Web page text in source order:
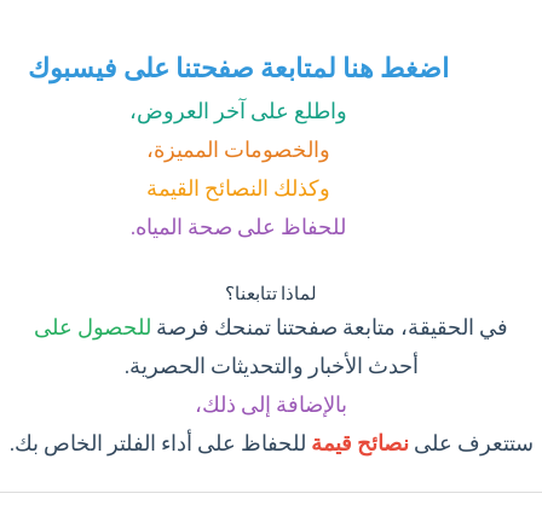
اضغط هنا لمتابعة صفحتنا على فيسبوك
واطلع على آخر العروض،
والخصومات المميزة،
وكذلك النصائح القيمة
للحفاظ على صحة المياه.
لماذا تتابعنا؟
في الحقيقة، متابعة صفحتنا تمنحك فرصةللحصول على
أحدث الأخبار والتحديثات الحصرية.
بالإضافة إلى ذلك،
ستتعرف علىنصائح قيمةللحفاظ على أداء الفلتر الخاص بك.